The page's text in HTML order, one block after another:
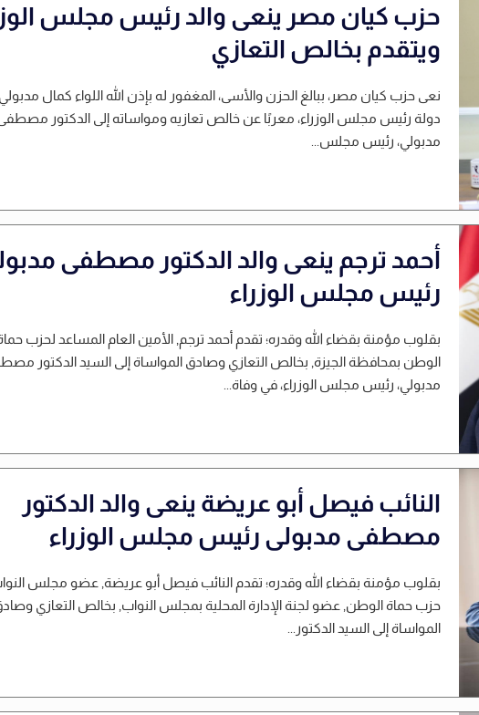
حزب كيان مصر ينعى والد رئيس مجلس
ويتقدم بخالص التعازي
نعى حزب كيان مصر، ببالغ الحزن والأسى، المغفور له بإذن الله اللواء كمال
دولة رئيس مجلس الوزراء، معربًا عن خالص تعازيه ومواساته إلى الدكتور
مدبولي، رئيس مجلس...
أحمد ترجم ينعى والد الدكتور مصطفى
رئيس مجلس الوزراء
بقلوب مؤمنة بقضاء الله وقدره؛ تقدم أحمد ترجم, الأمين العام المساعد لحزب
الوطن بمحافظة الجيزة, بخالص التعازي وصادق المواساة إلى السيد الدكتور
مدبولي، رئيس مجلس الوزراء، في وفاة...
النائب فيصل أبو عريضة ينعى والد الدكتور
مصطفى مدبولى رئيس مجلس الوزراء
بقلوب مؤمنة بقضاء الله وقدره؛ تقدم النائب فيصل أبو عريضة, عضو مجلس
حزب حماة الوطن, عضو لجنة الإدارة المحلية بمجلس النواب, بخالص التعازي
المواساة إلى السيد الدكتور...